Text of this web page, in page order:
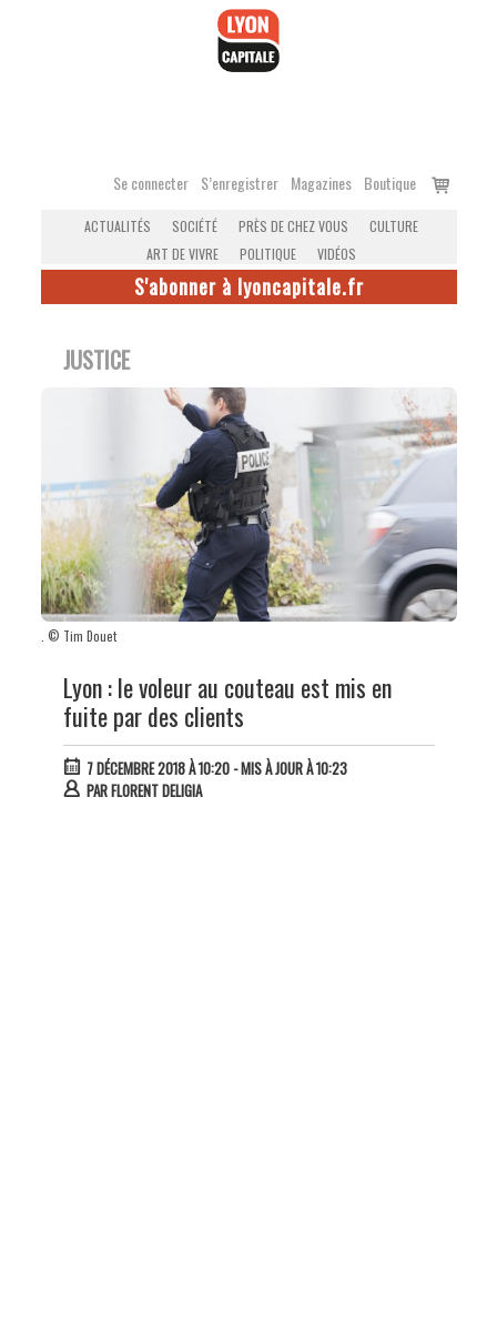
Se connecter S’enregistrer Magazines Boutique
Voir
ACTUALITÉS SOCIÉTÉ PRÈS DE CHEZ VOUS
CULTURE
ART DE VIVRE
POLITIQUE VIDÉOS
S'abonner à lyoncapitale.fr
JUSTICE
. © Tim Douet
Lyon : le voleur au couteau est mis en
fuite par des clients
7 DÉCEMBRE 2018 À 10:20- MIS À JOUR À 10:23
PARFLORENT DELIGIA